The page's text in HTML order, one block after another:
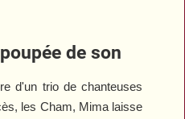
de son
d'un trio de chanteuses
les Cham, Mima laisse